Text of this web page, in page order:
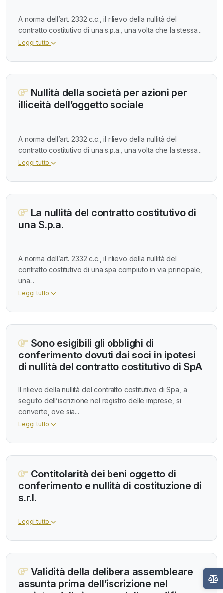
A norma dell’art. 2332 c.c., il rilievo della nullità del
contratto costitutivo di una s.p.a., una volta che la stessa...
Leggi tutto
Nullità della società per azioni per
illiceità dell’oggetto sociale
A norma dell’art. 2332 c.c., il rilievo della nullità del
contratto costitutivo di una s.p.a., una volta che la stessa...
Leggi tutto
La nullità del contratto costitutivo di
una S.p.a.
A norma dell’art. 2332 c.c., il rilievo della nullità del
contratto costitutivo di una spa compiuto in via principale,
una...
Leggi tutto
Sono esigibili gli obblighi di
conferimento dovuti dai soci in ipotesi
di nullità del contratto costitutivo di SpA
Il rilievo della nullità del contratto costitutivo di Spa, a
seguito dell’iscrizione nel registro delle imprese, si
converte, ove sia...
Leggi tutto
Contitolarità dei beni oggetto di
conferimento e nullità di costituzione di
s.r.l.
Leggi tutto
Validità della delibera assembleare
assunta prima dell’iscrizione nel